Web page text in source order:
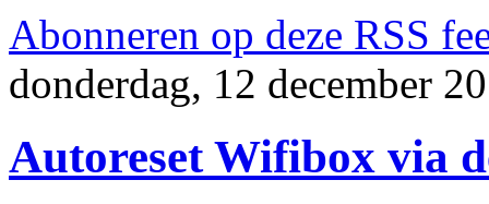
Abonneren op deze RSS
donderdag, 12 december
Autoreset Wifibox via